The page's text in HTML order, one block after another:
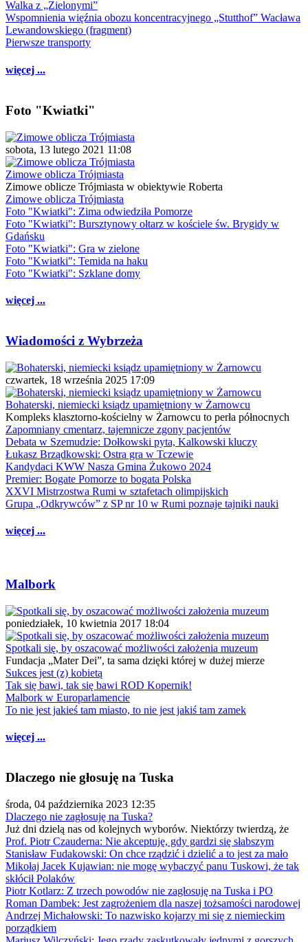
Walka z „Zielonymi”
Wspomnienia więźnia obozu koncentracyjnego „Stutthof” Wacława
Lewandowskiego (fragment)
Pierwsze transporty
więcej ...
Foto "Kwiatki"
sobota, 13 lutego 2021 11:08
Zimowe oblicza Trójmiasta
Zimowe oblicze Trójmiasta w obiektywie Roberta
Zimowe oblicza Trójmiasta
Foto "Kwiatki": Zima odwiedziła Pomorze
Foto "Kwiatki": Bursztynowy ołtarz w kościele św. Brygidy w
Gdańsku
Foto "Kwiatki": Gra w zielone
Foto "Kwiatki": Temida na haku
Foto "Kwiatki": Szklane domy
więcej ...
Wiadomości z Wybrzeża
czwartek, 18 września 2025 17:09
Bohaterski, niemiecki ksiądz upamiętniony w Żarnowcu
Kompleks klasztorno-kościelny w Żarnowcu to perła północnych
Zapomniany cmentarz, tajemnicze zgony pacjentów
Debata w Szemudzie: Dołkowski pyta, Kalkowski kluczy
Łukasz Brządkowski: Ostra gra w Tczewie
Kandydaci KWW Nasza Gmina Żukowo 2024
Premier: Bogate Pomorze to bogata Polska
XXVI Mistrzostwa Rumi w sztafetach olimpijskich
Grupa „Odkrywców” z SP nr 10 w Rumi poznaje tajniki nauki
więcej ...
Malbork
poniedziałek, 10 kwietnia 2017 18:04
Spotkali się, by oszacować możliwości założenia muzeum
Fundacja „Mater Dei”, ta sama dzięki której w dużej mierze
Sukces jest (z) kobietą
Tak się bawi, tak się bawi ROD Kopernik!
Malbork w Europarlamencie
To nie jest jakieś tam miasto, to nie jest jakiś tam zamek
więcej ...
Dlaczego nie głosuję na Tuska
środa, 04 października 2023 12:35
Dlaczego nie zagłosuję na Tuska?
Już dni dzielą nas od kolejnych wyborów. Niektórzy twierdzą, że
Prof. Piotr Czauderna: Nie akceptuję, gdy gardzi się słabszym
Stanisław Fudakowski: On chce rządzić i dzielić a to jest za mało
Mikołaj Jacek Kujawian: nie mogę wybaczyć panu Tuskowi, że tak
skłócił Polaków
Piotr Kotlarz: Z trzech powodów nie zagłosuję na Tuska i PO
Roman Dambek: Jest zagrożeniem dla naszej tożsamości narodowej
Andrzej Michałowski: To nazwisko kojarzy mi się z niemieckim
porządkiem